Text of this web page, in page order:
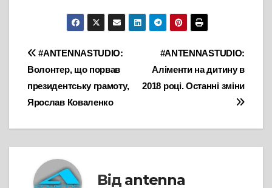
Навігація
записів
#ANTENNASTUDIO:
Аліменти на дитину в
2018 році. Останні зміни
#ANTENNASTUDIO:
Волонтер, що порвав
президентську грамоту,
Ярослав Коваленко
Від antenna